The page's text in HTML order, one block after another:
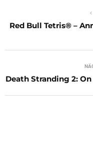
Red Bull Tetris® –
Death Stranding 2: